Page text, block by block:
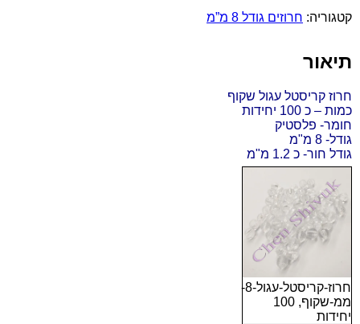
עגול
מ"מ,
100
יחידות
קטגוריה: חרוזים גודל 8 מ”מ
תיאור
חרוז קריסטל עגול שקוף
כמות – כ 100 יחידות
חומר- פלסטיק
גודל- 8 מ"מ
גודל חור- כ 1.2 מ"מ
חרוז-קריסטל-עגול-8-
ממ-שקוף, 100
יחידות